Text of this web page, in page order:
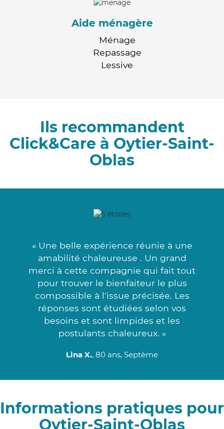
Aide ménagère
Ménage
Repassage
Lessive
Ils recommandent
Click&Care à Oytier-Saint-
Oblas
« Une belle expérience réunie à une
amabilité chaleureuse . Un grand
merci à cette compagnie qui fait tout
pour trouver le bienfaiteur le plus
compossible à l'issue précisée. Les
réponses sont étudiées selon vos
besoins et sont limpides et les
postulants chaleureux. »
Lina X., 80 ans, Septème
Informations pratiques pour
Oytier-Saint-Oblas